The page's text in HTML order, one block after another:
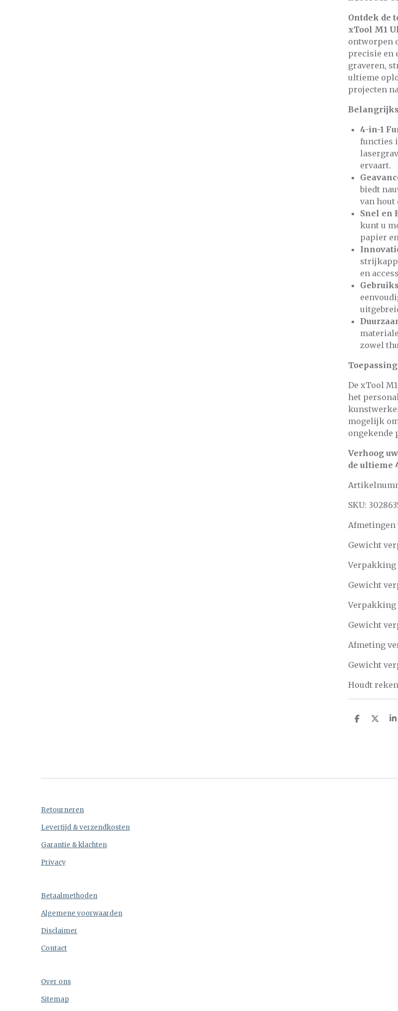
Ontdek de
xTool M1
ontworpen
precisie en
graveren,
ultieme
projecten
4-in-1
functies
ervaart.
biedt
van hout
Snel en
kunt u
papier
en
zowel
De xTool
het
mogelijk
ongekende
Verhoog
de ultieme
SKU:
Afmetingen
Gewicht
Verpakking
Gewicht
Verpakking
Gewicht
Afmeting
Gewicht
Houdt
D
D
S
Retourneren
Levertijd & verzendkosten
Garantie & klachten
Privacy
Betaalmethoden
Algemene voorwaarden
Disclaimer
Contact
Over ons
Sitemap